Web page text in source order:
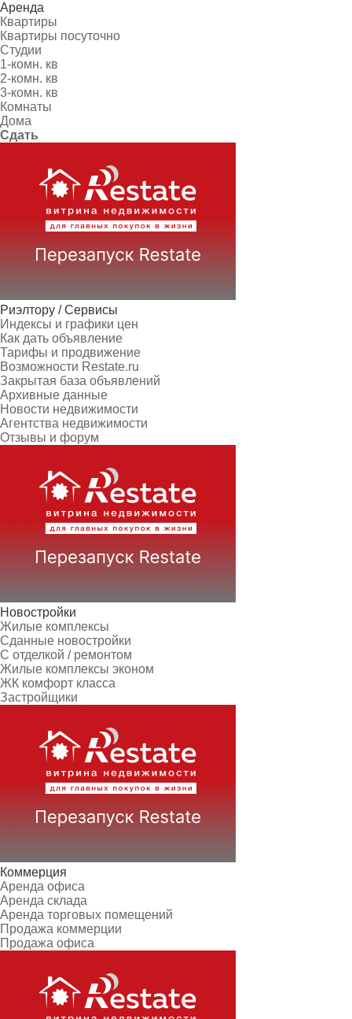
Аренда
Квартиры
Квартиры посуточно
Студии
1-комн. кв
2-комн. кв
3-комн. кв
Комнаты
Дома
Сдать
Риэлтору / Сервисы
Индексы и графики цен
Как дать объявление
Тарифы и продвижение
Возможности Restate.ru
Закрытая база объявлений
Архивные данные
Новости недвижимости
Агентства недвижимости
Отзывы и форум
Новостройки
Жилые комплексы
Сданные новостройки
С отделкой / ремонтом
Жилые комплексы эконом
ЖК комфорт класса
Застройщики
Коммерция
Аренда офиса
Аренда склада
Аренда торговых помещений
Продажа коммерции
Продажа офиса